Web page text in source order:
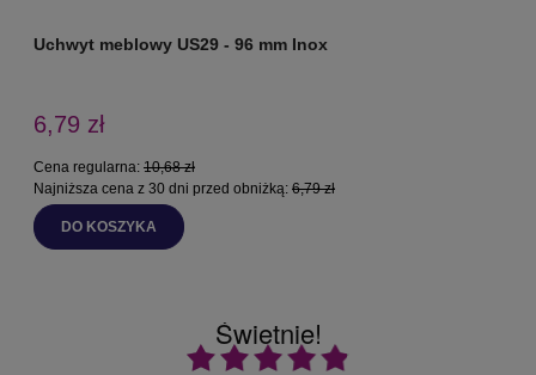
Uchwyt meblowy US29 - 96 mm Inox
6,79 zł
Cena regularna: 10,68 zł
Najniższa cena z 30 dni przed obniżką: 6,79 zł
DO KOSZYKA
Świetnie!
Ocena średnia 4.9 na 5